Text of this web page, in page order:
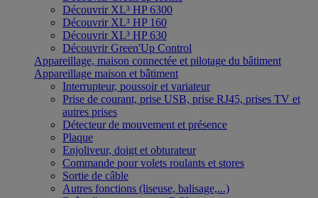
Découvrir XL³ HP 6300
Découvrir XL³ HP 160
Découvrir XL³ HP 630
Découvrir Green'Up Control
Appareillage, maison connectée et pilotage du bâtiment
Appareillage maison et bâtiment
Interrupteur, poussoir et variateur
Prise de courant, prise USB, prise RJ45, prises TV et
autres prises
Détecteur de mouvement et présence
Plaque
Enjoliveur, doigt et obturateur
Commande pour volets roulants et stores
Sortie de câble
Autres fonctions (liseuse, balisage,...)